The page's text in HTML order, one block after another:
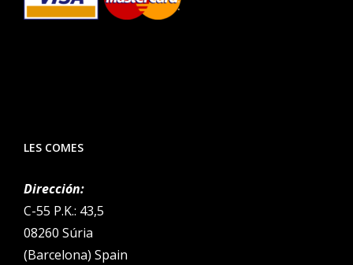
LES COMES
Dirección:
C-55 P.K.: 43,5
08260 Súria
(Barcelona) Spain